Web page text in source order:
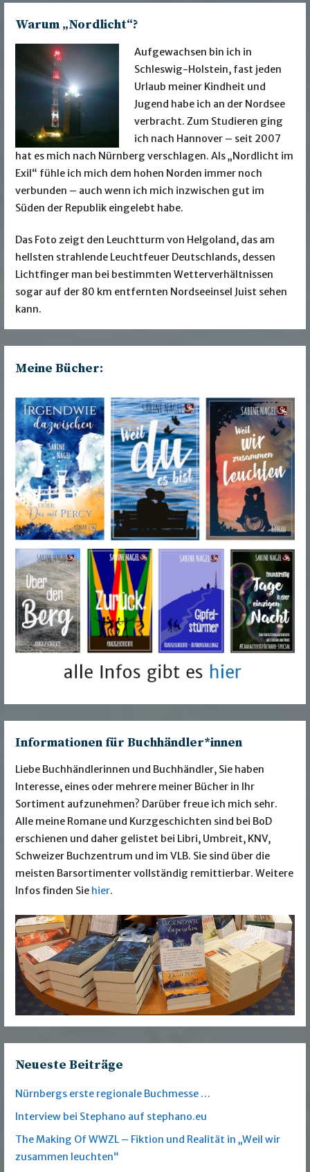
Warum „Nordlicht“?
Aufgewachsen bin ich in
Schleswig-Holstein, fast jeden
Urlaub meiner Kindheit und
Jugend habe ich an der Nordsee
verbracht. Zum Studieren ging
ich nach Hannover – seit 2007
hat es mich nach Nürnberg verschlagen. Als „Nordlicht im
Exil“ fühle ich mich dem hohen Norden immer noch
verbunden – auch wenn ich mich inzwischen gut im
Süden der Republik eingelebt habe.
Das Foto zeigt den Leuchtturm von Helgoland, das am
hellsten strahlende Leuchtfeuer Deutschlands, dessen
Lichtfinger man bei bestimmten Wetterverhältnissen
sogar auf der 80 km entfernten Nordseeinsel Juist sehen
kann.
Meine Bücher:
Informationen für Buchhändler*innen
Liebe Buchhändlerinnen und Buchhändler, Sie haben
Interesse, eines oder mehrere meiner Bücher in Ihr
Sortiment aufzunehmen? Darüber freue ich mich sehr.
Alle meine Romane und Kurzgeschichten sind bei BoD
erschienen und daher gelistet bei Libri, Umbreit, KNV,
Schweizer Buchzentrum und im VLB. Sie sind über die
meisten Barsortimenter vollständig remittierbar. Weitere
Infos finden Sie hier.
Neueste Beiträge
Nürnbergs erste regionale Buchmesse …
Interview bei Stephano auf stephano.eu
The Making Of WWZL – Fiktion und Realität in „Weil wir
zusammen leuchten“